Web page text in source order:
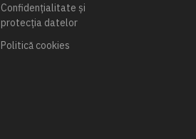
Confidențialitate și
protecția datelor
Politică cookies